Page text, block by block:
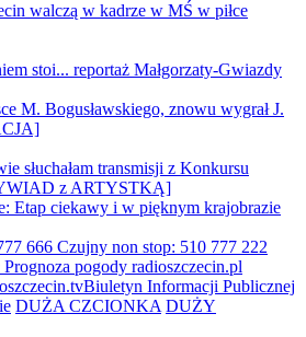
walczą w kadrze w MŚ w piłce
stoi... reportaż Małgorzaty-Gwiazdy
M. Bogusławskiego, znowu wygrał J.
słuchałam transmisji z Konkursu
z ARTYSTKĄ]
Etap ciekawy i w pięknym krajobrazie
666 Czujny non stop: 510 777 222
Prognoza pogody radioszczecin.pl
Biuletyn Informacji Publicznej
DUŻA CZCIONKA DUŻY